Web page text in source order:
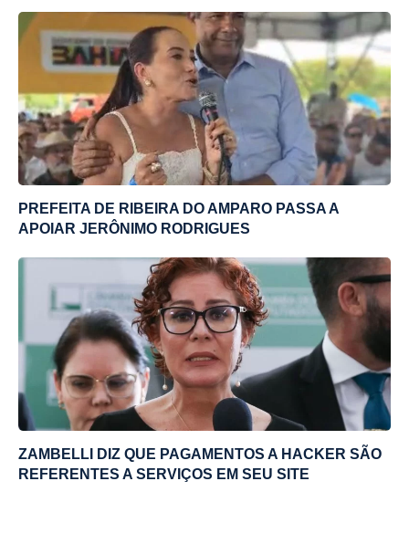
PREFEITA DE RIBEIRA DO AMPARO PASSA A
APOIAR JERÔNIMO RODRIGUES
ZAMBELLI DIZ QUE PAGAMENTOS A HACKER SÃO
REFERENTES A SERVIÇOS EM SEU SITE